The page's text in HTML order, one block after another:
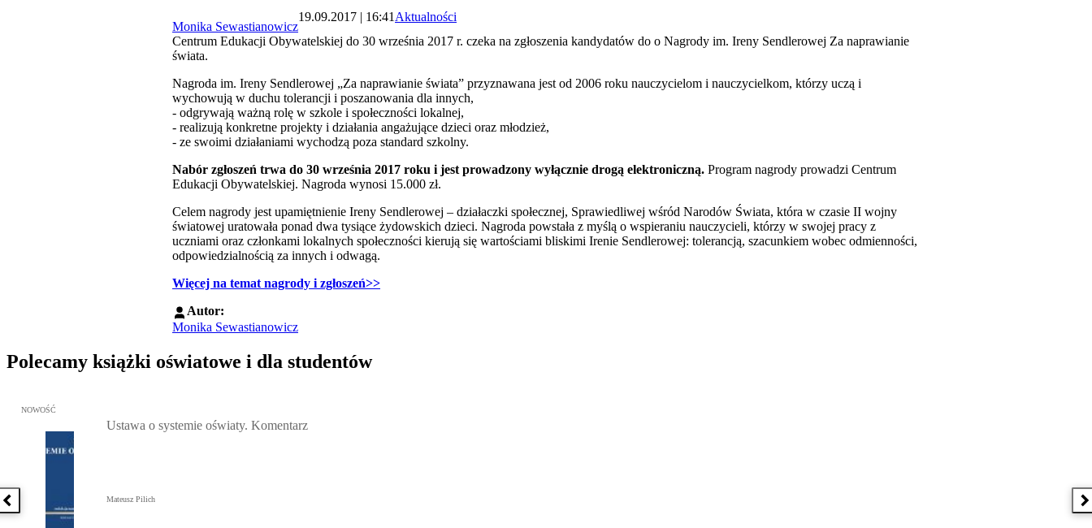
Monika Sewastianowicz
19.09.2017 | 16:41 Aktualności
Centrum Edukacji Obywatelskiej do 30 września 2017 r. czeka na zgłoszenia kandydatów do o Nagrody im. Ireny Sendlerowej Za naprawianie
świata.
Nagroda im. Ireny Sendlerowej „Za naprawianie świata” przyznawana jest od 2006 roku nauczycielom i nauczycielkom, którzy uczą i
wychowują w duchu tolerancji i poszanowania dla innych,
- odgrywają ważną rolę w szkole i społeczności lokalnej,
- realizują konkretne projekty i działania angażujące dzieci oraz młodzież,
- ze swoimi działaniami wychodzą poza standard szkolny.
Nabór zgłoszeń trwa do 30 września 2017 roku i jest prowadzony wyłącznie drogą elektroniczną. Program nagrody prowadzi Centrum
Edukacji Obywatelskiej. Nagroda wynosi 15.000 zł.
Celem nagrody jest upamiętnienie Ireny Sendlerowej – działaczki społecznej, Sprawiedliwej wśród Narodów Świata, która w czasie II wojny
światowej uratowała ponad dwa tysiące żydowskich dzieci. Nagroda powstała z myślą o wspieraniu nauczycieli, którzy w swojej pracy z
uczniami oraz członkami lokalnych społeczności kierują się wartościami bliskimi Irenie Sendlerowej: tolerancją, szacunkiem wobec odmienności,
odpowiedzialnością za innych i odwagą.
Więcej na temat nagrody i zgłoszeń>>
Autor:
Monika Sewastianowicz
Polecamy książki oświatowe i dla studentów
Poprzednia książka
Przejdź do: Ustawa o systemie oświaty. Komentarz, Mateusz Pilich - otwiera się w nowym oknie
NOWOŚĆ
Ustawa o systemie oświaty. Komentarz
Mateusz Pilich